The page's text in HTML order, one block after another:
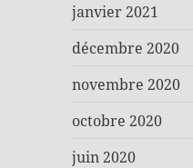
janvier 2021
décembre 2020
novembre 2020
octobre 2020
juin 2020